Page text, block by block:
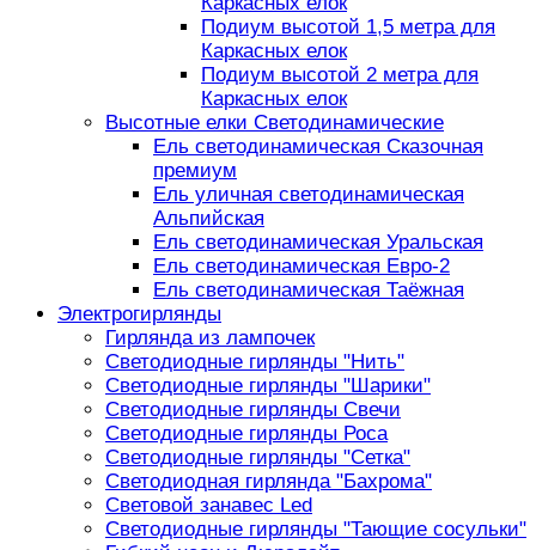
Подиум высотой 1,5 метра для
Каркасных елок
Подиум высотой 2 метра для
Каркасных елок
Высотные елки Светодинамические
Ель светодинамическая Сказочная
премиум
Ель уличная светодинамическая
Альпийская
Ель светодинамическая Уральская
Ель светодинамическая Евро-2
Ель светодинамическая Таёжная
Электрогирлянды
Гирлянда из лампочек
Светодиодные гирлянды "Нить"
Светодиодные гирлянды "Шарики"
Светодиодные гирлянды Свечи
Светодиодные гирлянды Роса
Светодиодные гирлянды "Сетка"
Светодиодная гирлянда "Бахрома"
Световой занавес Led
Светодиодные гирлянды "Тающие сосульки"